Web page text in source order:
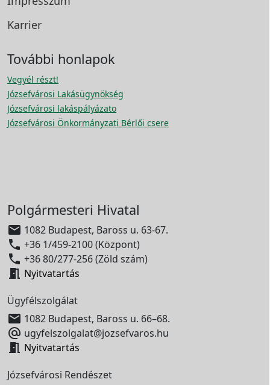
Karrier
További honlapok
Vegyél részt!
Józsefvárosi Lakásügynökség
Józsefvárosi lakáspályázato
Józsefvárosi Önkormányzati Bérlői csere
Polgármesteri Hivatal
 1082 Budapest, Baross u. 63-67.
 +36 1/459-2100 (Központ)
 +36 80/277-256 (Zöld szám)
 Nyitvatartás
Ügyfélszolgálat
 1082 Budapest, Baross u. 66–68.
 ugyfelszolgalat@jozsefvaros.hu
 Nyitvatartás
Józsefvárosi Rendészet